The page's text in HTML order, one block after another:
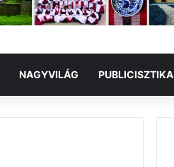
NAGYVILÁG PUBLICISZTIKA